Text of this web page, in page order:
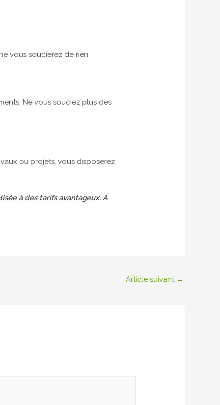
vous soucierez de rien.
Ne vous souciez plus des
ou projets, vous disposerez
à des tarifs avantageux. A
Article suivant →